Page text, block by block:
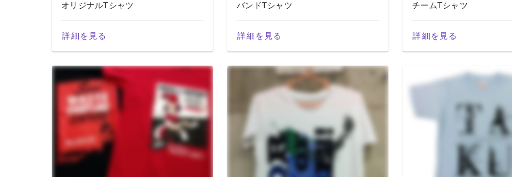
オリジナルTシャツ
詳細を見る
バンドTシャツ
詳細を見る
チームTシャツ
詳細を見る